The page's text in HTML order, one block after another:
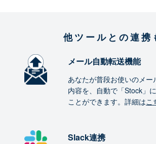
他ツールとの連携
メール自動転送機能
あなたが普段お使いのメー
内容を、自動で「Stock」
ことができます。詳細はこ
Slack連携